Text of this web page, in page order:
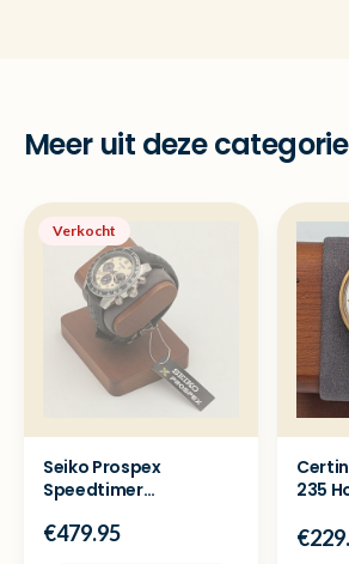
Meer uit deze categorie
Verkocht
Seiko Prospex
Speedtimer
Nieuw full set
€479.95
235